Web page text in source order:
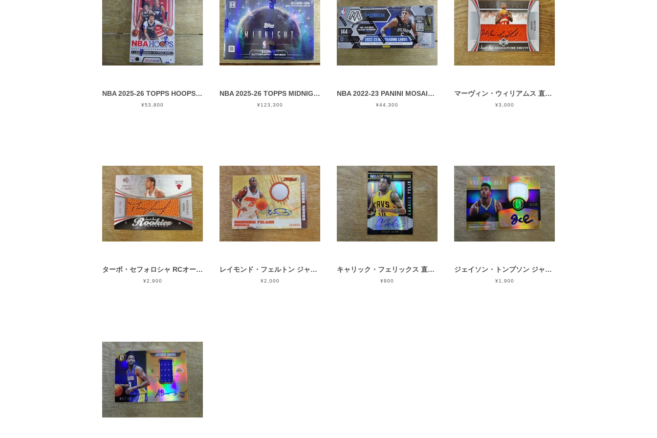
NBA 2025-26 TOPPS HOOPS HOBBY 未開封 1BOX
¥53,800
NBA 2025-26 TOPPS MIDNIGHT HOBBY 未開封 BOX
¥123,300
NBA 2022-23 PANINI MOSAIC FAST BREAK 未開封1BOX
¥44,300
マーヴィン・ウィリアムス 直筆サイン 2006-07 UD SWEET SHOT SIGNATURE SHOTS
¥3,000
ターボ・セフォロシャ RCオート 2006-07 UD SWEET SHOT
¥2,900
レイモンド・フェルトン ジャージオート 2006-07 TOPPS FULL COURT
¥2,000
キャリック・フェリックス 直筆サイン 2014-15 HOOPS
¥900
ジェイソン・トンプソン ジャージオート 2015-16 PANINI GOLD STANDARD
¥1,900